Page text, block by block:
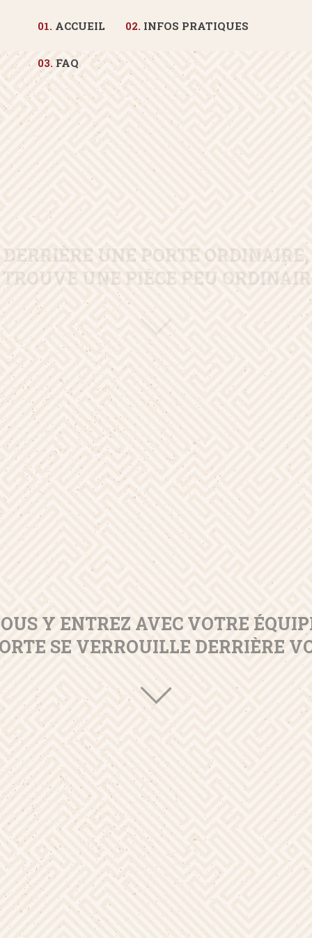
01.ACCUEIL 02.INFOS PRATIQUES
03.FAQ
DERRIÈRE UNE PORTE ORDINAIRE,
TROUVE UNE PIÈCE PEU
Y ENTREZ AVEC VOTRE
SE VERROUILLE DERRIÈRE